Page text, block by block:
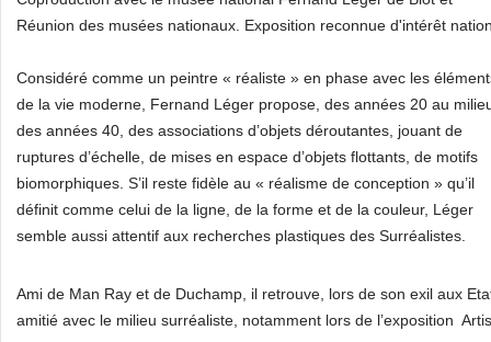
Réunion des musées nationaux. Exposition reconnue d'intérêt
Considéré comme un peintre « réaliste » en phase avec les
de la vie moderne, Fernand Léger propose, des années 20 au
des années 40, des associations d’objets déroutantes, jouant de
ruptures d’échelle, de mises en espace d’objets flottants, de motifs
biomorphiques. S’il reste fidèle au « réalisme de conception » qu’il
définit comme celui de la ligne, de la forme et de la couleur, Léger
semble aussi attentif aux recherches plastiques des Surréalistes.
Ami de Man Ray et de Duchamp, il retrouve, lors de son exil aux
amitié avec le milieu surréaliste, notamment lors de l’exposition